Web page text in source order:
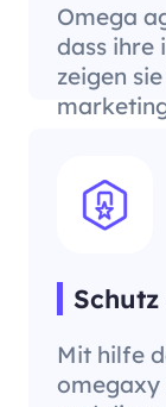
Omega
dass ihre
zeigen
Mit hilfe